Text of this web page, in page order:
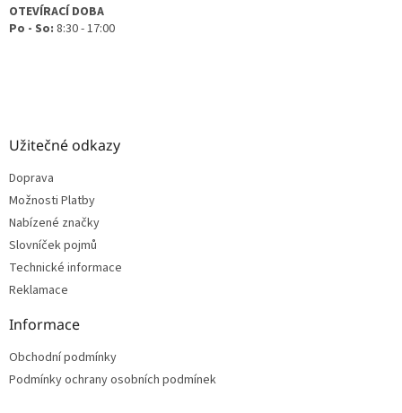
OTEVÍRACÍ DOBA
Po - So: 8:30 - 17:00
Užitečné odkazy
Doprava
Možnosti Platby
Nabízené značky
Slovníček pojmů
Technické informace
Reklamace
Informace
Obchodní podmínky
Podmínky ochrany osobních podmínek